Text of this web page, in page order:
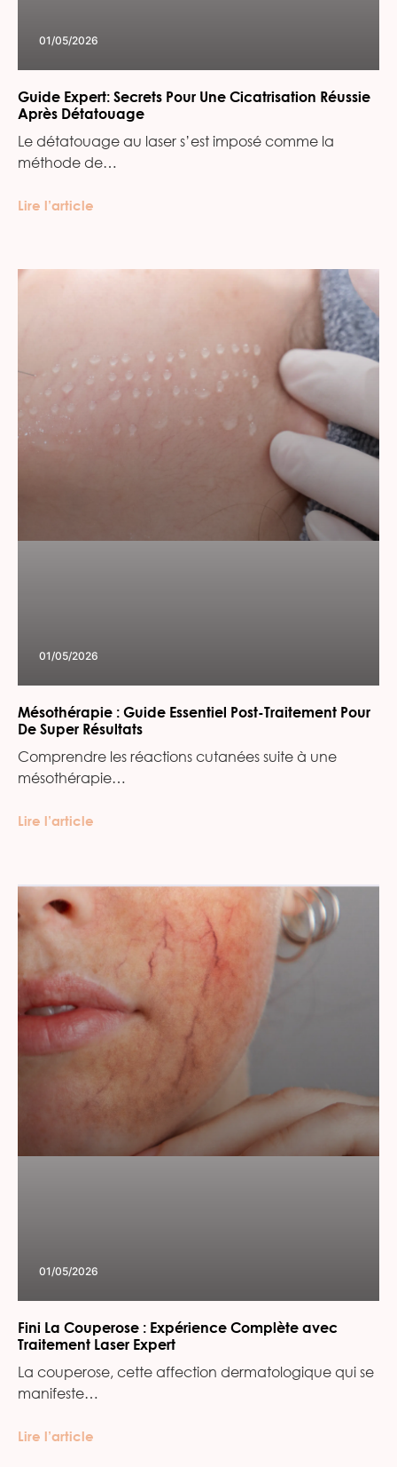
01/05/2026
Guide Expert: Secrets Pour Une Cicatrisation Réussie
Après Détatouage
Le détatouage au laser s’est imposé comme la
méthode de…
Lire l’article
01/05/2026
Mésothérapie : Guide Essentiel Post-Traitement Pour
De Super Résultats
Comprendre les réactions cutanées suite à une
mésothérapie…
Lire l’article
01/05/2026
Fini La Couperose : Expérience Complète avec
Traitement Laser Expert
La couperose, cette affection dermatologique qui se
manifeste…
Lire l’article